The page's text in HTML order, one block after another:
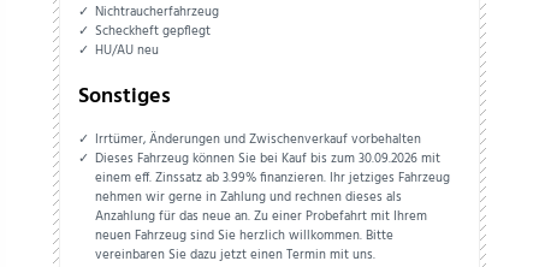
Nichtraucherfahrzeug
Scheckheft gepflegt
HU/AU neu
Sonstiges
Irrtümer, Änderungen und Zwischenverkauf vorbehalten
Dieses Fahrzeug können Sie bei Kauf bis zum 30.09.2026 mit
einem eff. Zinssatz ab 3.99% finanzieren. Ihr jetziges Fahrzeug
nehmen wir gerne in Zahlung und rechnen dieses als
Anzahlung für das neue an. Zu einer Probefahrt mit Ihrem
neuen Fahrzeug sind Sie herzlich willkommen. Bitte
vereinbaren Sie dazu jetzt einen Termin mit uns.